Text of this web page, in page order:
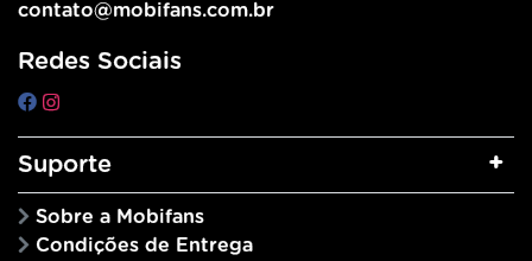
contato@mobifans.com.br
Redes Sociais
Suporte
Sobre a Mobifans
Condições de Entrega